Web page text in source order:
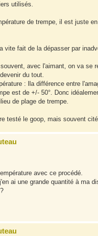
utilisés.
de trempe, il est juste
fait de la dépasser par
avec l'aimant, on va se
du tout.
: lla différence entre
est de +/- 50°. Donc
de plage de trempe.
testé le goop, mais souvent
avec ce procédé.
ai une grande quantité à ma